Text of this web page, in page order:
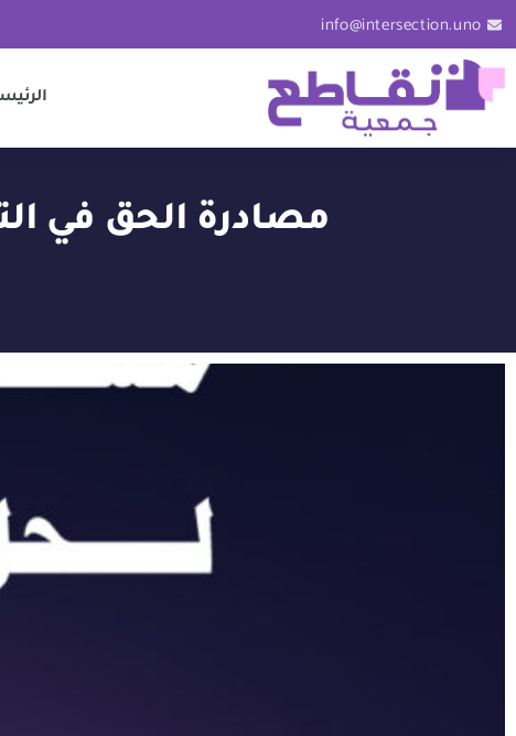
info@intersection.uno
مصادرة الحق في